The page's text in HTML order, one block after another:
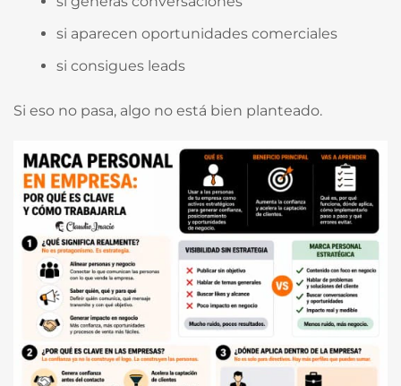
si aparecen oportunidades comerciales
si consigues leads
Si eso no pasa, algo no está bien planteado.